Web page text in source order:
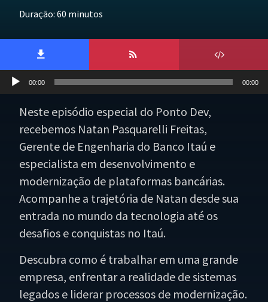
Duração: 60 minutos
Tocador
00:00 00:00
Neste episódio especial do Ponto Dev,
recebemos Natan Pasquarelli Freitas,
Gerente de Engenharia do Banco Itaú e
especialista em desenvolvimento e
modernização de plataformas bancárias.
Acompanhe a trajetória de Natan desde sua
entrada no mundo da tecnologia até os
desafios e conquistas no Itaú.
Descubra como é trabalhar em uma grande
empresa, enfrentar a realidade de sistemas
legados e liderar processos de modernização.